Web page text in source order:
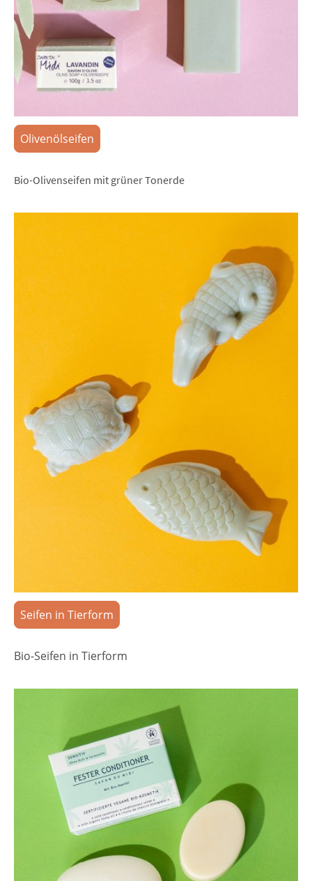
Olivenölseifen
Bio-Olivenseifen mit grüner Tonerde
Seifen in Tierform
Bio-Seifen in Tierform